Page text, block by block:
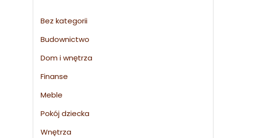
Bez kategorii
Budownictwo
Dom i wnętrza
Finanse
Meble
Pokój dziecka
Wnętrza